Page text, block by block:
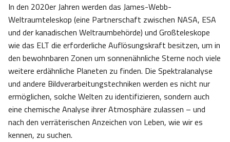
In den 2020er Jahren werden das James-Webb-
Weltraumteleskop (eine Partnerschaft zwischen NASA, ESA
und der kanadischen Weltraumbehörde) und Großteleskope
wie das ELT die erforderliche Auflösungskraft besitzen, um in
den bewohnbaren Zonen um sonnenähnliche Sterne noch viele
weitere erdähnliche Planeten zu finden. Die Spektralanalyse
und andere Bildverarbeitungstechniken werden es nicht nur
ermöglichen, solche Welten zu identifizieren, sondern auch
eine chemische Analyse ihrer Atmosphäre zulassen – und
nach den verräterischen Anzeichen von Leben, wie wir es
kennen, zu suchen.